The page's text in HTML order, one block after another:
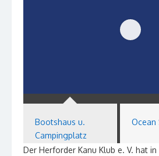
Bootshaus u.
Campingplatz
Ocean
Der Herforder Kanu Klub e. V. hat